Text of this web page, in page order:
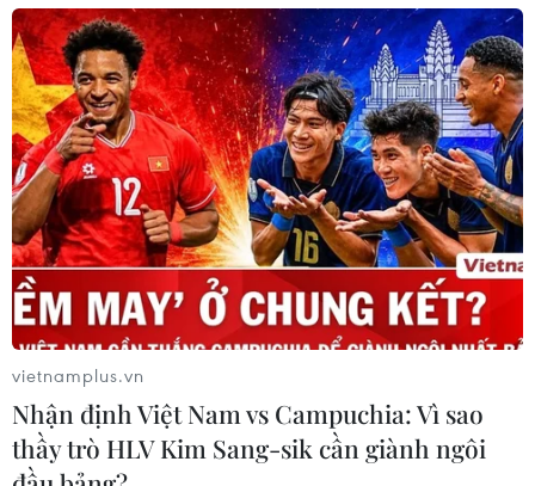
vietnamplus.vn
Nhận định Việt Nam vs Campuchia: Vì sao
thầy trò HLV Kim Sang-sik cần giành ngôi